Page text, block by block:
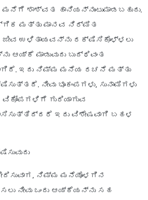
ಶಾಶ್ವತ ಹಾನಿಯನ್ನುಂಟುಮಾಡಬಹುದು.
ಮತ್ತು ಮಾನವ ನಿರ್ಮಿತ
ಉಳಿತಾಯವನ್ನು ರಕ್ಷಿಸಿಕೊಳ್ಳಲು
ಆಯ್ಕೆ ಮಾಡುವುದು ಬುದ್ಧಿವಂತ
ಇದು ನಿಮ್ಮ ಮನೆಯ ರಚನೆ ಮತ್ತು
ನೀವು ಭೂಕಂಪಗಳು, ಸುನಾಮಿಗಳು
ಗುರಿಯಾಗುವ
ಇದು ವಿಶೇಷವಾಗಿ ಬಹಳ
ನಿಮ್ಮ ಮನೆಯೊಳಗಿನ
ನೀವು ಒಂದು ಆಯ್ಕೆಯನ್ನು ಸಹ